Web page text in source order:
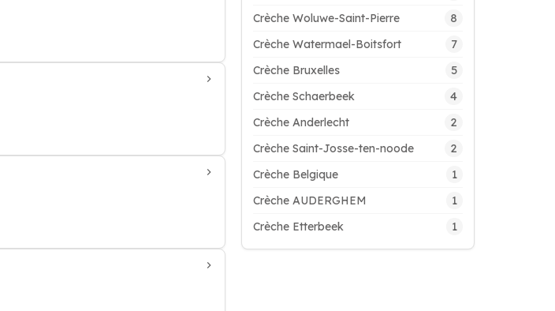
Crèche Woluwe-Saint-Pierre 8
Crèche Watermael-Boitsfort 7
Crèche Bruxelles 5
Crèche Schaerbeek 4
Crèche Anderlecht 2
Crèche Saint-Josse-ten-noode 2
Crèche Belgique 1
Crèche AUDERGHEM 1
Crèche Etterbeek 1